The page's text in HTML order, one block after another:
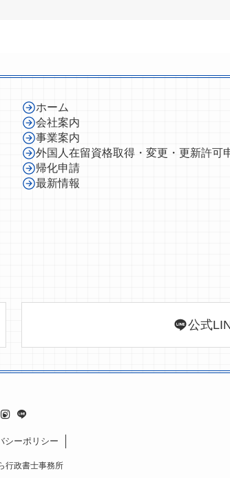
ホーム
会社案内
事業案内
外国人在留資格取得・変更・更新許可
帰化申請
最新情報
公式
シーポリシー
行政書士事務所